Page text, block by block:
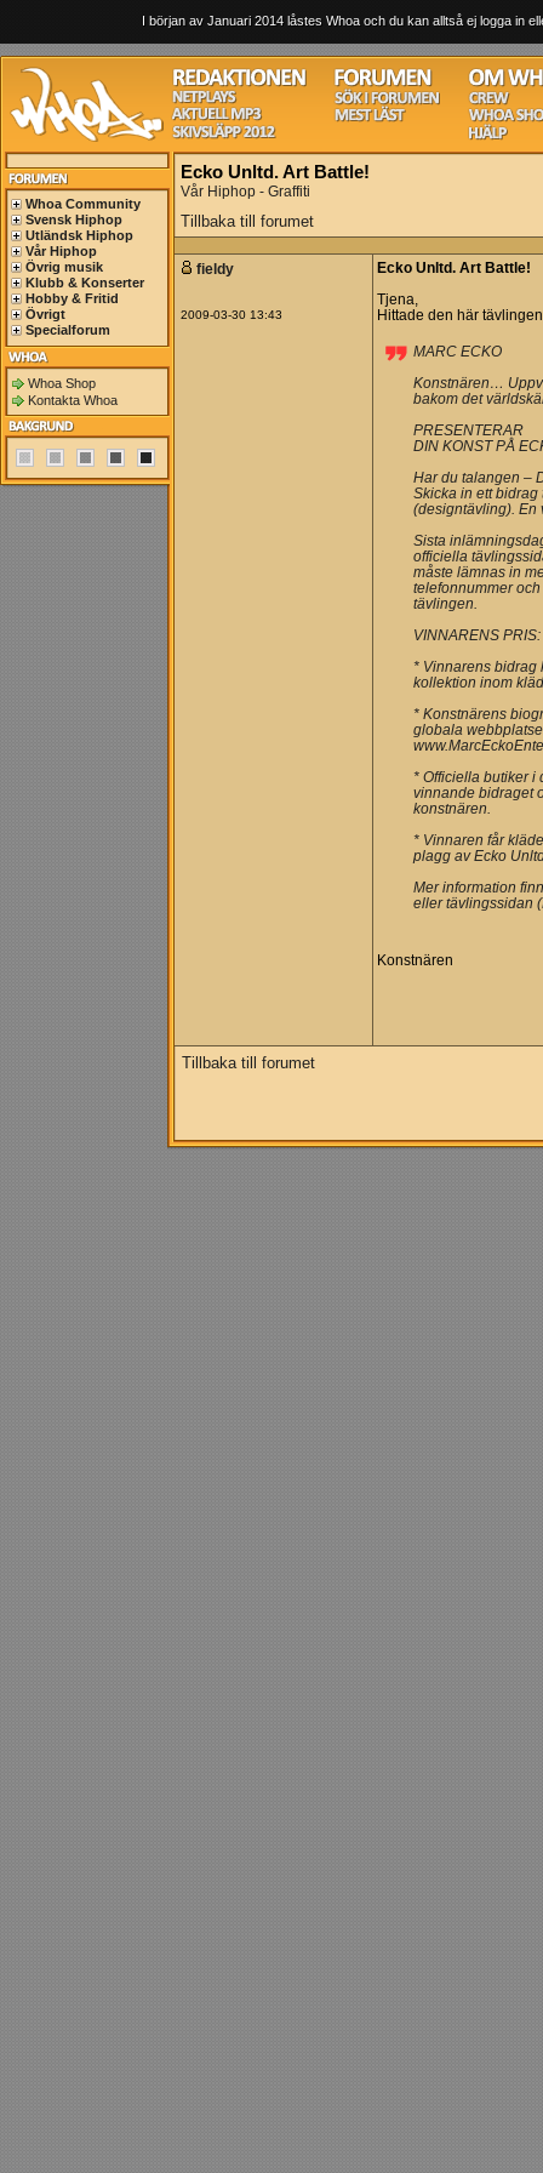
I början av Januari 2014 låstes Whoa och du kan alltså ej logga in
Whoa Community
Svensk Hiphop
Utländsk Hiphop
Vår Hiphop
Övrig musik
Klubb & Konserter
Hobby & Fritid
Övrigt
Specialforum
Whoa Shop
Kontakta Whoa
Ecko Unltd. Art Battle!
Vår Hiphop - Graffiti
Tillbaka till forumet
fieldy
2009-03-30 13:43
Ecko Unltd. Art Battle!
Tjena,
Hittade den här
MARC ECKO
Konstnären…
bakom det
PRESENTERAR
DIN KONST PÅ
Har du talangen –
Skicka in ett bidrag
(designtävling). En
Sista
officiella
måste lämnas in
telefonnummer
tävlingen.
VINNARENS PRIS:
* Vinnarens bidrag
kollektion inom
* Konstnärens
globala
* Officiella butiker i
vinnande bidraget
konstnären.
* Vinnaren får
plagg av Ecko
Mer information
eller tävlingssidan
Konstnären
Tillbaka till forumet